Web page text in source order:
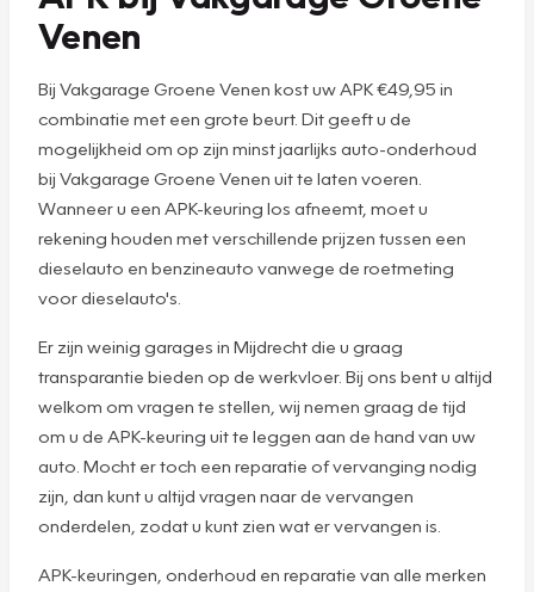
Venen
Bij Vakgarage Groene Venen kost uw APK €49,95 in
combinatie met een grote beurt. Dit geeft u de
mogelijkheid om op zijn minst jaarlijks auto-onderhoud
bij Vakgarage Groene Venen uit te laten voeren.
Wanneer u een APK-keuring los afneemt, moet u
rekening houden met verschillende prijzen tussen een
dieselauto en benzineauto vanwege de roetmeting
voor dieselauto's.
Er zijn weinig garages in Mijdrecht die u graag
transparantie bieden op de werkvloer. Bij ons bent u altijd
welkom om vragen te stellen, wij nemen graag de tijd
om u de APK-keuring uit te leggen aan de hand van uw
auto. Mocht er toch een reparatie of vervanging nodig
zijn, dan kunt u altijd vragen naar de vervangen
onderdelen, zodat u kunt zien wat er vervangen is.
APK-keuringen, onderhoud en reparatie van alle merken